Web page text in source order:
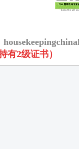
有2级证书）